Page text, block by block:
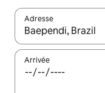
Adresse
Lorsque les
Arrivée